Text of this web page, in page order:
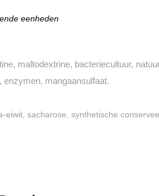
eenheden
maltodextrine, bacteriecultuur,
enzymen, mangaansulfaat.
eiwit, sacharose, synthetische